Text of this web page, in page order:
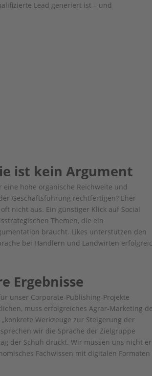
Lead generiert ist – und
ist kein Argument
hohe organische Reichweite und
Geschäftsführung rechtfertigen? Eher
nicht aus. Ein günstiger Klick auf Social
Themen, die ein
braucht. Likes unterstützen den
bei Händlern und Landwirten
Ergebnisse
unser Corporate-Publishing-Projekte
muss erfolgreiches Agrar-Marketing
Werkzeuge zur Steigerung der
wir die Sprache der Zielgruppe
der Schuh drückt. Wir müssen uns nicht
Fachwissen mit digitalen Formaten